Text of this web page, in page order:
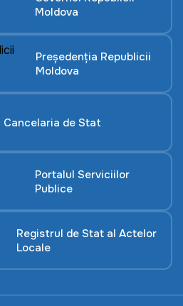
Moldova
Președenția Republicii
Moldova
Cancelaria de Stat
Portalul Serviciilor
Publice
Registrul de Stat al Actelor
Locale